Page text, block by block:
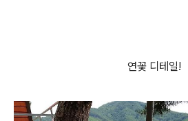
연꽃 디테일!